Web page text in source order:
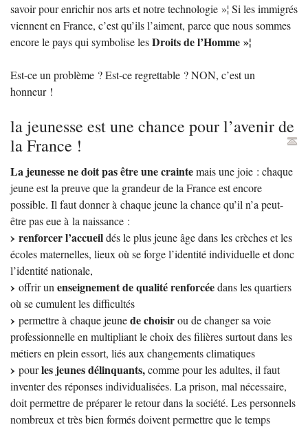
savoir pour enrichir nos arts et notre technologie »¦ Si les immigrés
viennent en France, c’est qu’ils l’aiment, parce que nous sommes
encore le pays qui symbolise lesDroits de l’Homme »¦
Est-ce un problème ? Est-ce regrettable ?NON, c’est un
honneur !
la jeunesse est une chance pour l’avenir de
la France !
La jeunesse ne doit pas être une craintemais une joie : chaque
jeune est la preuve que la grandeur de la France est encore
possible. Il faut donner à chaque jeune la chance qu’il n’a peut-
être pas eue à la naissance :
renforcer l’accueildés le plus jeune âge dans les crèches et les
écoles maternelles, lieux où se forge l’identité individuelle et donc
l’identité nationale,
offrir un enseignement de qualité renforcéedans les quartiers
où se cumulent les difficultés
permettre à chaque jeunede choisirou de changer sa voie
professionnelle en multipliant le choix des filières surtout dans les
métiers en plein essort, liés aux changements climatiques
pourles jeunes délinquants,comme pour les adultes, il faut
inventer des réponses individualisées. La prison, mal nécessaire,
doit permettre de préparer le retour dans la société. Les personnels
nombreux et très bien formés doivent permettre que le temps